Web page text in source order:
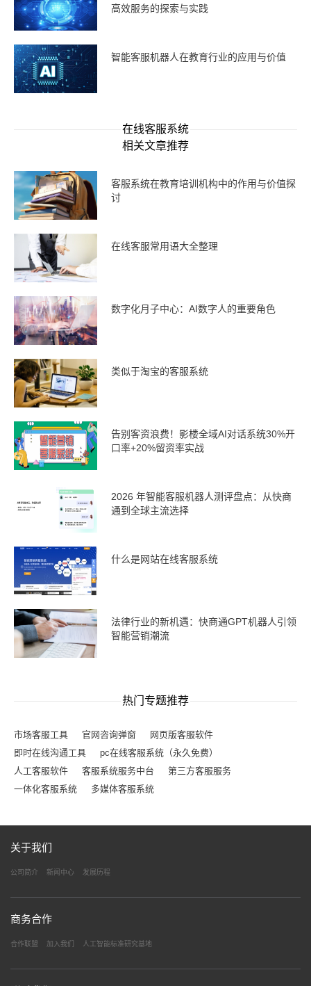
高效服务的探索与实践
智能客服机器人在教育行业的应用与价值
在线客服系统
相关文章推荐
客服系统在教育培训机构中的作用与价值探
讨
在线客服常用语大全整理
数字化月子中心：AI数字人的重要角色
类似于淘宝的客服系统
告别客资浪费！影楼全域AI对话系统30%开
口率+20%留资率实战
2026 年智能客服机器人测评盘点：从快商
通到全球主流选择
什么是网站在线客服系统
法律行业的新机遇：快商通GPT机器人引领
智能营销潮流
热门专题推荐
市场客服工具 官网咨询弹窗
网页版客服软件
即时在线沟通工具
pc在线客服系统（永久免费）
人工客服软件
客服系统服务中台
第三方客服服务
一体化客服系统
多媒体客服系统
关于我们
公司简介 新闻中心 发展历程
商务合作
合作联盟 加入我们 人工智能标准研究基地